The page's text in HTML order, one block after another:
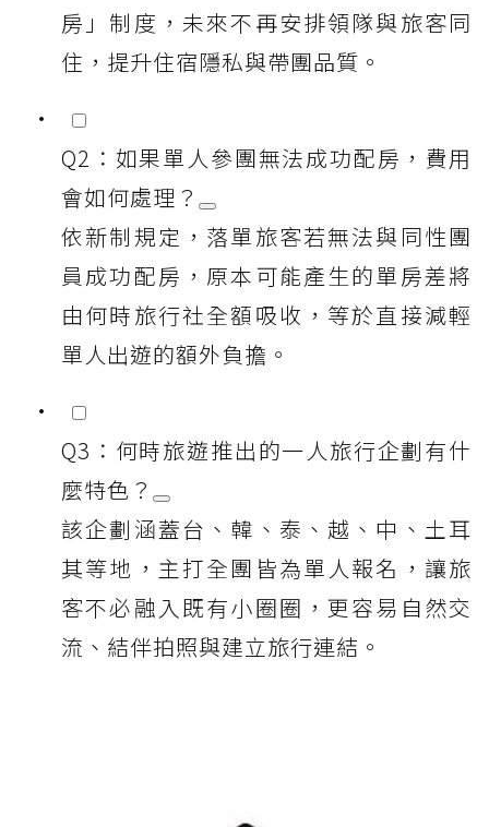
房」制度，未來不再安排領隊與旅客同
住，提升住宿隱私與帶團品質。
Q2：如果單人參團無法成功配房，費用
會如何處理？
依新制規定，落單旅客若無法與同性團
員成功配房，原本可能產生的單房差將
由何時旅行社全額吸收，等於直接減輕
單人出遊的額外負擔。
Q3：何時旅遊推出的一人旅行企劃有什
麼特色？
該企劃涵蓋台、韓、泰、越、中、土耳
其等地，主打全團皆為單人報名，讓旅
客不必融入既有小圈圈，更容易自然交
流、結伴拍照與建立旅行連結。